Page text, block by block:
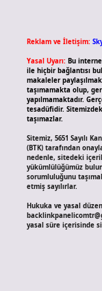
Reklam ve İletişim:
Yasal Uyarı: Bu
ile hiçbir bağlantısı
makaleler
taşımamakta olup,
yapılmamaktadır.
tesadüfidir.
taşımazlar.
Sitemiz, 5651 Sayılı
(BTK) tarafından
nedenle, sitedeki
yükümlülüğümüz
sorumluluğunu
etmiş sayılırlar.
Hukuka ve yasal
yasal süre içerisinde